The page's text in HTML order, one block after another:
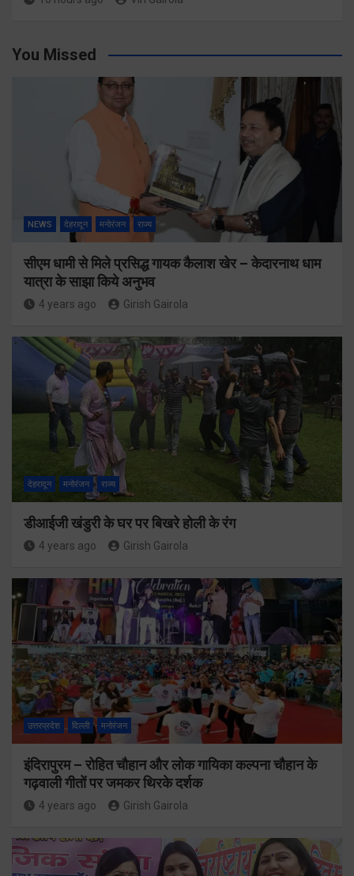
You Missed
NEWS देहरादून मनोरंजन राज्य
सीएम धामी से मिले प्रसिद्ध गायक कैलाश खेर – केदारनाथ धाम
यात्रा के साझा किये अनुभव
4 years ago Girish Gairola
देहरादून मनोरंजन राज्य
डीआईजी खंडुरी के घर पर बिखरे होली के रंग
4 years ago Girish Gairola
उत्तरप्रदेश दिल्ली मनोरंजन
इंदिरापुरम – रोहित चौहान और लोक गायिका कल्पना चौहान के
गढ़वाली गीतों पर जमकर थिरके दर्शक
4 years ago Girish Gairola